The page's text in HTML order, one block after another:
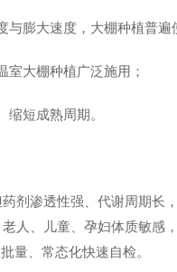
膨大速度，大棚种植普遍
大棚种植广泛施用；
短成熟周期。
剂渗透性强、代谢周期
人、儿童、孕妇体质敏
量、常态化快速自检。